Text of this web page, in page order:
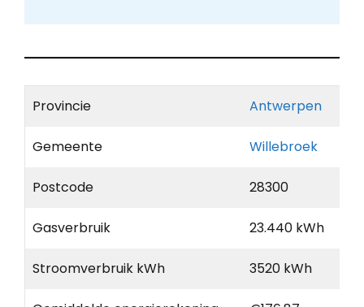
Provincie Antwerpen
Gemeente Willebroek
Postcode 28300
Gasverbruik 23.440 kWh
Stroomverbruik kWh 3520 kWh